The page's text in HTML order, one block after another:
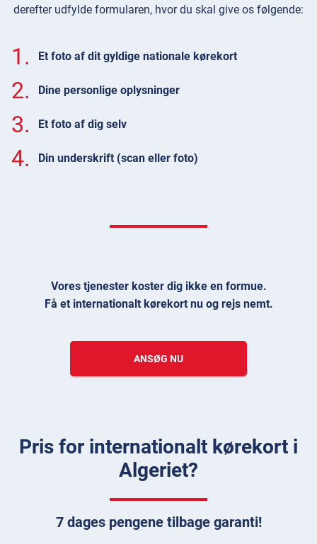
derefter udfylde formularen, hvor du skal give os følgende:
1. Et foto af dit gyldige nationale kørekort
2. Dine personlige oplysninger
3. Et foto af dig selv
4. Din underskrift (scan eller foto)
Vores tjenester koster dig ikke en formue.
Få et internationalt kørekort nu og rejs nemt.
ANSØG NU
Pris for internationalt kørekort i
Algeriet?
7 dages pengene tilbage garanti!